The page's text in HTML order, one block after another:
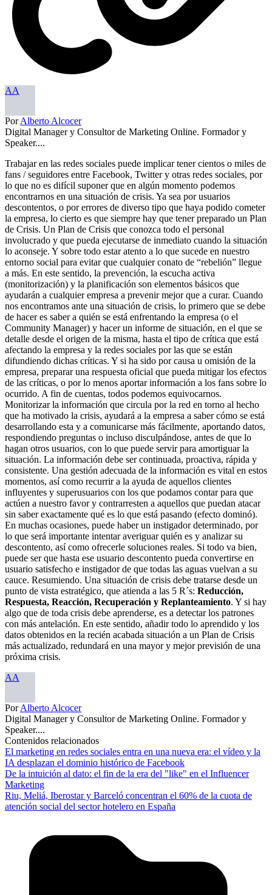
AA
PorAlberto Alcocer
Digital Manager y Consultor de Marketing Online. Formador y
Speaker....
Trabajar en las redes sociales puede implicar tener cientos o miles de
fans / seguidores entre Facebook, Twitter y otras redes sociales, por
lo que no es difícil suponer que en algún momento podemos
encontrarnos en una situación de crisis. Ya sea por usuarios
descontentos, o por errores de diverso tipo que haya podido cometer
la empresa, lo cierto es que siempre hay que tener preparado un Plan
de Crisis. Un Plan de Crisis que conozca todo el personal
involucrado y que pueda ejecutarse de inmediato cuando la situación
lo aconseje. Y sobre todo estar atento a lo que sucede en nuestro
entorno social para evitar que cualquier conato de “rebelión” llegue
a más. En este sentido, la prevención, la escucha activa
(monitorización) y la planificación son elementos básicos que
ayudarán a cualquier empresa a prevenir mejor que a curar. Cuando
nos encontramos ante una situación de crisis, lo primero que se debe
de hacer es saber a quién se está enfrentando la empresa (o el
Community Manager) y hacer un informe de situación, en el que se
detalle desde el origen de la misma, hasta el tipo de crítica que está
afectando la empresa y la redes sociales por las que se están
difundiendo dichas críticas. Y si ha sido por causa u omisión de la
empresa, preparar una respuesta oficial que pueda mitigar los efectos
de las críticas, o por lo menos aportar información a los fans sobre lo
ocurrido. A fin de cuentas, todos podemos equivocarnos.
Monitorizar la información que circula por la red en torno al hecho
que ha motivado la crisis, ayudará a la empresa a saber cómo se está
desarrollando esta y a comunicarse más fácilmente, aportando datos,
respondiendo preguntas o incluso disculpándose, antes de que lo
hagan otros usuarios, con lo que puede servir para amortiguar la
situación. La información debe ser continuada, proactiva, rápida y
consistente. Una gestión adecuada de la información es vital en estos
momentos, así como recurrir a la ayuda de aquellos clientes
influyentes y superusuarios con los que podamos contar para que
actúen a nuestro favor y contrarresten a aquellos que puedan atacar
sin saber exactamente qué es lo que está pasando (efecto dominó).
En muchas ocasiones, puede haber un instigador determinado, por
lo que será importante intentar averiguar quién es y analizar su
descontento, así como ofrecerle soluciones reales. Si todo va bien,
puede ser que hasta ese usuario descontento pueda convertirse en
usuario satisfecho e instigador de que todas las aguas vuelvan a su
cauce. Resumiendo. Una situación de crisis debe tratarse desde un
punto de vista estratégico, que atienda a las 5 R´s: Reducción,
Respuesta, Reacción, Recuperación y Replanteamiento. Y si hay
algo que de toda crisis debe aprenderse, es a detectar los patrones
con más antelación. En este sentido, añadir todo lo aprendido y los
datos obtenidos en la recién acabada situación a un Plan de Crisis
más actualizado, redundará en una mayor y mejor previsión de una
próxima crisis.
AA
PorAlberto Alcocer
Digital Manager y Consultor de Marketing Online. Formador y
Speaker....
Contenidos relacionados
El marketing en redes sociales entra en una nueva era: el vídeo y la
IA desplazan el dominio histórico de Facebook
De la intuición al dato: el fin de la era del "like" en el Influencer
Marketing
Riu, Meliá, Iberostar y Barceló concentran el 60% de la cuota de
atención social del sector hotelero en España